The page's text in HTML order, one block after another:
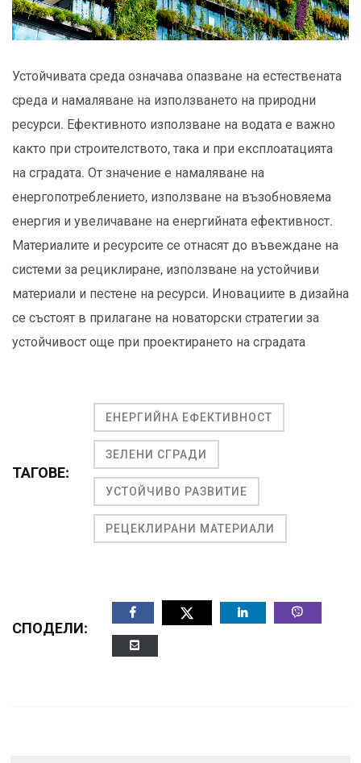
Устойчивата среда означава опазване на естествената
среда и намаляване на използването на природни
ресурси. Ефективното използване на водата е важно
както при строителството, така и при експлоатацията
на сградата. От значение е намаляване на
енергопотреблението, използване на възобновяема
енергия и увеличаване на енергийната ефективност.
Материалите и ресурсите се отнасят до въвеждане на
системи за рециклиране, използване на устойчиви
материали и пестене на ресурси. Иновациите в дизайна
се състоят в прилагане на новаторски стратегии за
устойчивост още при проектирането на сградата
ТАГОВЕ:
ЕНЕРГИЙНА ЕФЕКТИВНОСТ
ЗЕЛЕНИ СГРАДИ
УСТОЙЧИВО РАЗВИТИЕ
РЕЦЕКЛИРАНИ МАТЕРИАЛИ
СПОДЕЛИ: